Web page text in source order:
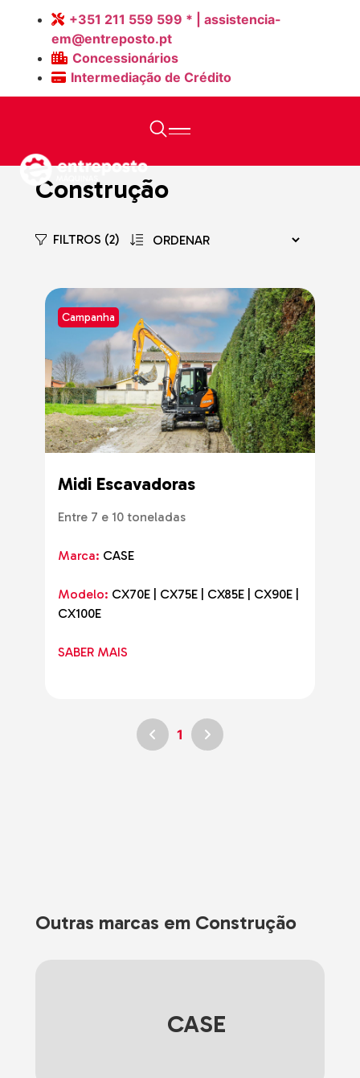
+351 211 559 599 * | assistencia-
em@entreposto.pt
Concessionários
Intermediação de Crédito
Construção
FILTROS (2)
Campanha
Midi Escavadoras
Entre 7 e 10 toneladas
Marca: CASE
Modelo: CX70E | CX75E | CX85E | CX90E |
CX100E
SABER MAIS
1
Outras marcas em Construção
CASE